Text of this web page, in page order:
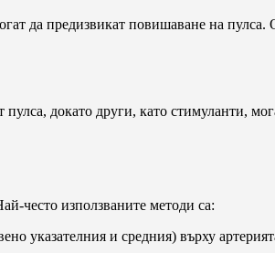
да предизвикат повишаване на
докато други, като стимуланти,
често използваните методи са:
указателния и средния) върху